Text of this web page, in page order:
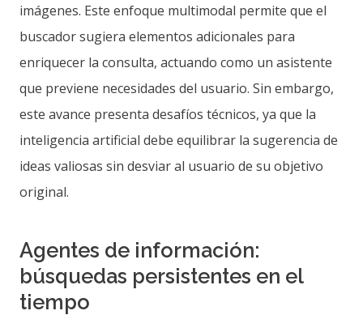
imágenes. Este enfoque multimodal permite que el
buscador sugiera elementos adicionales para
enriquecer la consulta, actuando como un asistente
que previene necesidades del usuario. Sin embargo,
este avance presenta desafíos técnicos, ya que la
inteligencia artificial debe equilibrar la sugerencia de
ideas valiosas sin desviar al usuario de su objetivo
original.
Agentes de información:
búsquedas persistentes en el
tiempo